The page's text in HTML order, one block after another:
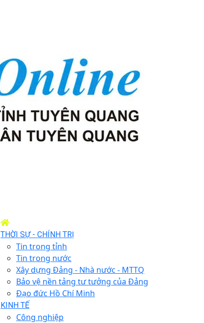
THỜI SỰ - CHÍNH TRỊ
Tin trong tỉnh
Tin trong nước
Xây dựng Đảng - Nhà nước - MTTQ
Bảo vệ nền tảng tư tưởng của Đảng
Đạo đức Hồ Chí Minh
KINH TẾ
Công nghiệp